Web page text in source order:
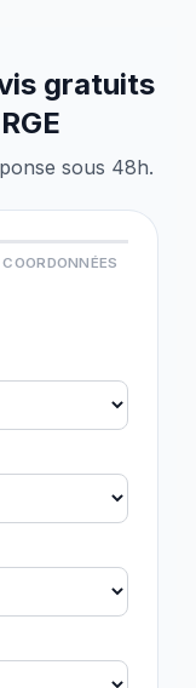
gratuits
sous 48h.
COORDONNÉES